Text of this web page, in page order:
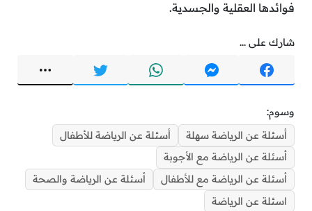
فوائدها العقلية والجسدية.
شارك على ...
وسوم:
أسئلة عن الرياضة سهلة
أسئلة عن الرياضة للأطفال
أسئلة عن الرياضة مع الأجوبة
أسئلة عن الرياضة مع للأطفال
أسئلة عن الرياضة والصحة
اسئلة عن الرياضة